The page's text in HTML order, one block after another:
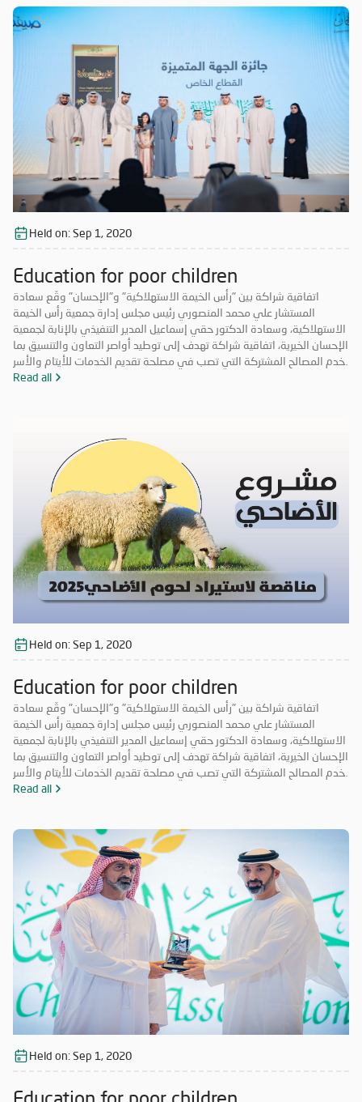
Held on:Sep 1, 2020
Education for poor children
اتفاقية شراكة بين "رأس الخيمة الاستهلاكية" و"الإحسان" وقّع سعادة
المستشار علي محمد المنصوري رئيس مجلس إدارة جمعية رأس الخيمة
الاستهلاكية، وسعادة الدكتور حقي إسماعيل المدير التنفيذي بالإنابة لجمعية
الإحسان الخيرية، اتفاقية شراكة تهدف إلى توطيد أواصر التعاون والتنسيق بما
يخدم المصالح المشتركة التي تصب في مصلحة تقديم الخدمات للأيتام والأسر
المحتاجة والمتعففة ودعم الحالات الإنسانية، إضافة إلى أهمية ترسيخ علاقة
Read all
Held on:Sep 1, 2020
Education for poor children
اتفاقية شراكة بين "رأس الخيمة الاستهلاكية" و"الإحسان" وقّع سعادة
المستشار علي محمد المنصوري رئيس مجلس إدارة جمعية رأس الخيمة
الاستهلاكية، وسعادة الدكتور حقي إسماعيل المدير التنفيذي بالإنابة لجمعية
الإحسان الخيرية، اتفاقية شراكة تهدف إلى توطيد أواصر التعاون والتنسيق بما
يخدم المصالح المشتركة التي تصب في مصلحة تقديم الخدمات للأيتام والأسر
المحتاجة والمتعففة ودعم الحالات الإنسانية، إضافة إلى أهمية ترسيخ علاقة
Read all
Held on:Sep 1, 2020